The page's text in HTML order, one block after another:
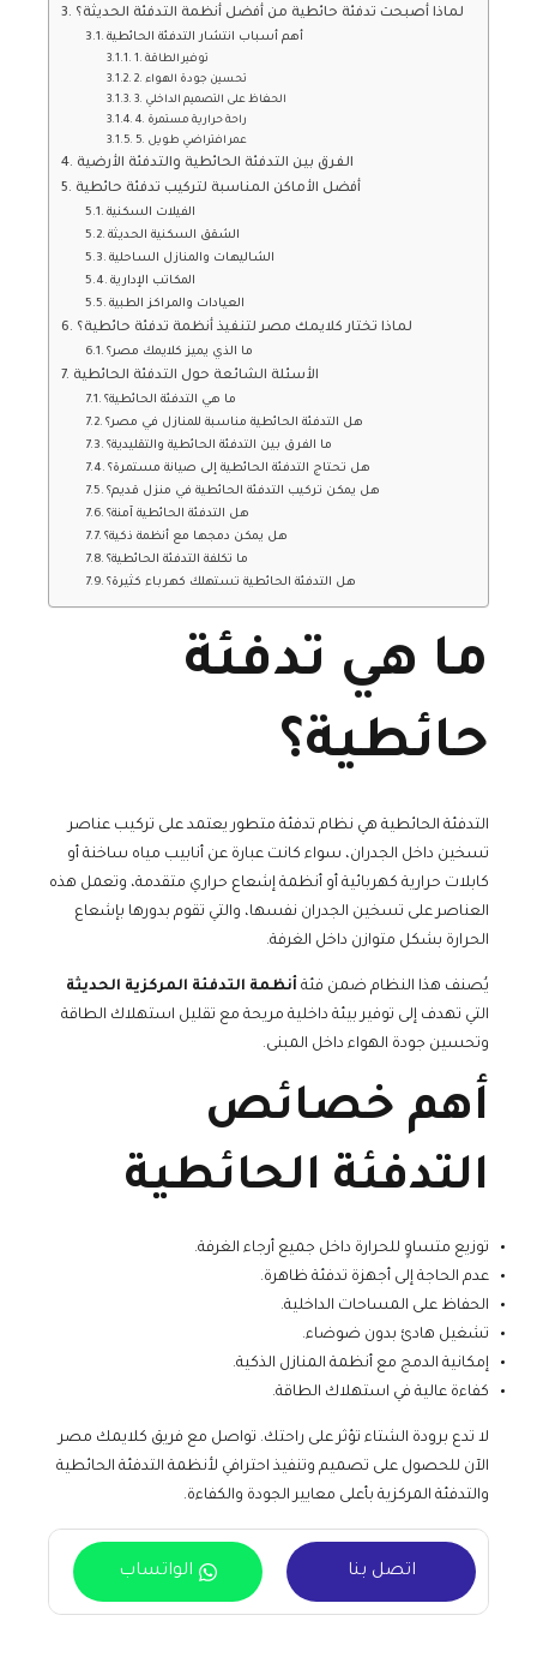
لماذا أصبحت تدفئة حائطية من أفضل أنظمة التدفئة الحديثة؟
أهم أسباب انتشار التدفئة الحائطية
1. توفير الطاقة
2. تحسين جودة الهواء
3. الحفاظ على التصميم الداخلي
4. راحة حرارية مستمرة
5. عمر افتراضي طويل
الفرق بين التدفئة الحائطية والتدفئة الأرضية
أفضل الأماكن المناسبة لتركيب تدفئة حائطية
الفيلات السكنية
الشقق السكنية الحديثة
الشاليهات والمنازل الساحلية
المكاتب الإدارية
العيادات والمراكز الطبية
لماذا تختار كلايمك مصر لتنفيذ أنظمة تدفئة حائطية؟
ما الذي يميز كلايمك مصر؟
الأسئلة الشائعة حول التدفئة الحائطية
ما هي التدفئة الحائطية؟
هل التدفئة الحائطية مناسبة للمنازل في مصر؟
ما الفرق بين التدفئة الحائطية والتقليدية؟
هل تحتاج التدفئة الحائطية إلى صيانة مستمرة؟
هل يمكن تركيب التدفئة الحائطية في منزل قديم؟
هل التدفئة الحائطية آمنة؟
هل يمكن دمجها مع أنظمة ذكية؟
ما تكلفة التدفئة الحائطية؟
هل التدفئة الحائطية تستهلك كهرباء كثيرة؟
ما هي تدفئة
حائطية؟
التدفئة الحائطية هي نظام تدفئة متطور يعتمد على تركيب عناصر
تسخين داخل الجدران، سواء كانت عبارة عن أنابيب مياه ساخنة أو
كابلات حرارية كهربائية أو أنظمة إشعاع حراري متقدمة، وتعمل هذه
العناصر على تسخين الجدران نفسها، والتي تقوم بدورها بإشعاع
الحرارة بشكل متوازن داخل الغرفة.
يُصنف هذا النظام ضمن فئة أنظمة التدفئة المركزية الحديثة
التي تهدف إلى توفير بيئة داخلية مريحة مع تقليل استهلاك الطاقة
وتحسين جودة الهواء داخل المبنى.
أهم خصائص
التدفئة الحائطية
توزيع متساوٍ للحرارة داخل جميع أرجاء الغرفة.
عدم الحاجة إلى أجهزة تدفئة ظاهرة.
الحفاظ على المساحات الداخلية.
تشغيل هادئ بدون ضوضاء.
إمكانية الدمج مع أنظمة المنازل الذكية.
كفاءة عالية في استهلاك الطاقة.
لا تدع برودة الشتاء تؤثر على راحتك. تواصل مع فريق كلايمك مصر
الآن للحصول على تصميم وتنفيذ احترافي لأنظمة التدفئة الحائطية
والتدفئة المركزية بأعلى معايير الجودة والكفاءة.
اتصل بنا الواتساب